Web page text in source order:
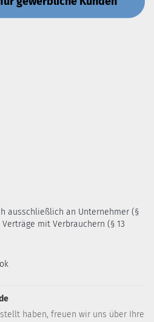
ausschließlich an Unternehmer (§
mit Verbrauchern (§ 13
haben, freuen wir uns über Ihre